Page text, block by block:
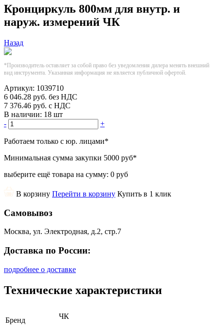
Кронциркуль 800мм для внутр. и
наруж. измерений ЧК
Назад
*Производитель оставляет за собой право без уведомления дилера менять внешний
вид инструмента. Указанная информация не является публичной офертой.
Артикул: 1039710
6 046.28 руб. без НДС
7 376.46 руб. с НДС
В наличии: 18 шт
-
+
Работаем только с юр. лицами*
Минимальная сумма закупки 5000 руб*
выберите ещё товара на сумму: 0 руб
В корзину Перейти в корзину Купить в 1 клик
Самовывоз
Москва, ул. Электродная, д.2, стр.7
Доставка по России:
подробнее о доставке
Технические характеристики
Бренд ЧК